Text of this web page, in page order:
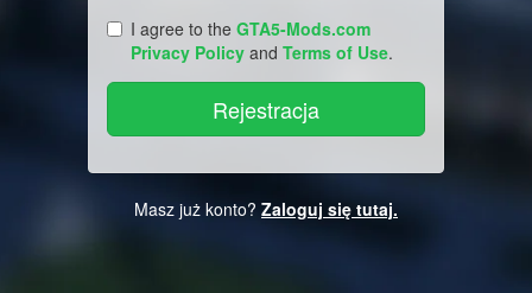
I agree to the GTA5-Mods.com
Privacy Policy and Terms of Use.
Masz już konto? Zaloguj się tutaj.